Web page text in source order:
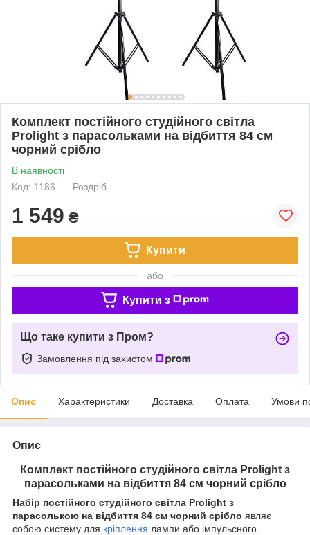
Комплект постійного студійного світла
Prolight з парасольками на відбиття 84 см
чорний срібло
В наявності
Код: 1186
Роздріб
1 549 ₴
Купити
або
Купити з
Що таке купити з Пром?
Замовлення під захистом
Опис Характеристики Доставка Оплата Умови
Опис
Комплект постійного студійного світла Prolight з
парасольками на відбиття 84 см чорний срібло
Набір постійного студійного світла Prolight з
парасолькою на відбиття 84 см чорний срібло являє
собою систему для кріплення лампи або імпульсного